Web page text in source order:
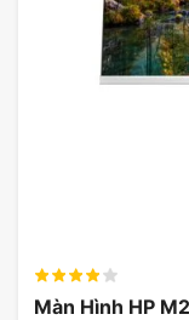
Màn Hình HP